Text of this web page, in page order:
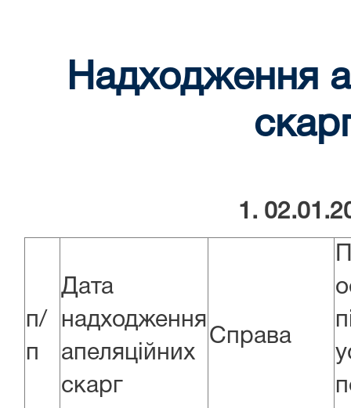
Надходження
1.
п/
п
Дата
надходження
апеляційних
скарг
Справа